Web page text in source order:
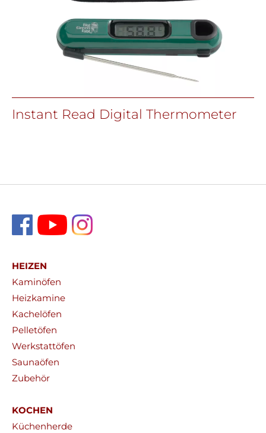
Instant Read Digital Thermometer
HEIZEN
Kaminöfen
Heizkamine
Kachelöfen
Pelletöfen
Werkstattöfen
Saunaöfen
Zubehör
KOCHEN
Küchenherde